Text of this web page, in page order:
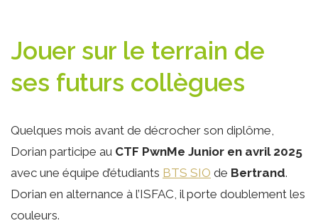
Jouer sur le terrain de
ses futurs collègues
Quelques mois avant de décrocher son diplôme,
Dorian participe au CTF PwnMe Junior en avril 2025
avec une équipe d’étudiants BTS SIO de Bertrand.
Dorian en alternance à l’ISFAC, il porte doublement les
couleurs.